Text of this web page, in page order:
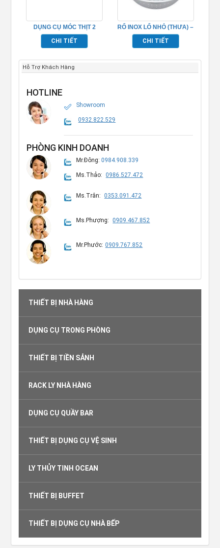
DỤNG CỤ MÓC THỊT 2
CHẤU INOX – TP696094
CHI TIẾT
RỔ INOX LỔ NHỎ (THƯA) –
TP696055
CHI TIẾT
Hỗ Trợ Khách Hàng
HOTLINE
Showroom
0932.822.529
PHÒNG KINH DOANH
Mr.Đông:0984.908.339
Ms.Thảo: 0986.527.472
Ms.Trân: 0353.091.472
Ms.Phượng: 0909.467.852
Mr.Phước: 0909.767.852
THIẾT BỊ NHÀ HÀNG
DỤNG CỤ TRONG PHÒNG
THIẾT BỊ TIỀN SẢNH
RACK LY NHÀ HÀNG
DỤNG CỤ QUẦY BAR
THIẾT BỊ DỤNG CỤ VỆ SINH
LY THỦY TINH OCEAN
THIẾT BỊ BUFFET
THIẾT BỊ DỤNG CỤ NHÀ BẾP